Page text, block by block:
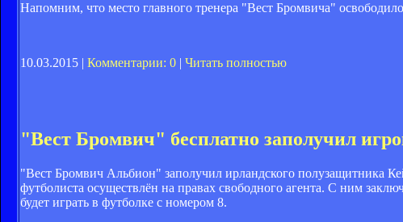
Напомним, что место главного тренера "Вест Бромвича"
10.03.2015 | Комментарии: 0 Читать полностью
"Вест Бромвич" бесплатно заполучил
"Вест Бромвич Альбион" заполучил ирландского полузащитника
футболиста осуществлён на правах свободного агента. С ним
будет играть в футболке с номером 8.